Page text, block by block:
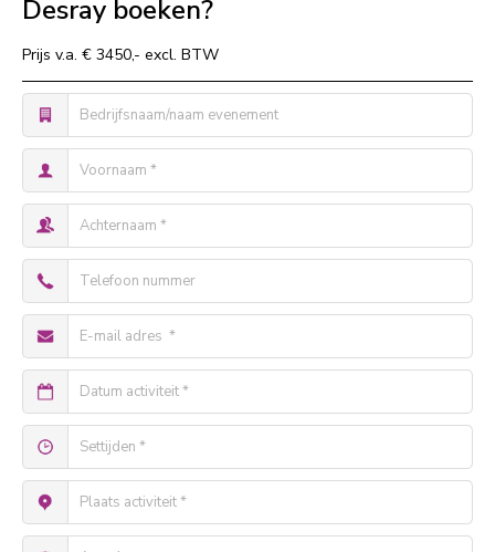
Desray boeken?
Prijs v.a. € 3450,- excl. BTW